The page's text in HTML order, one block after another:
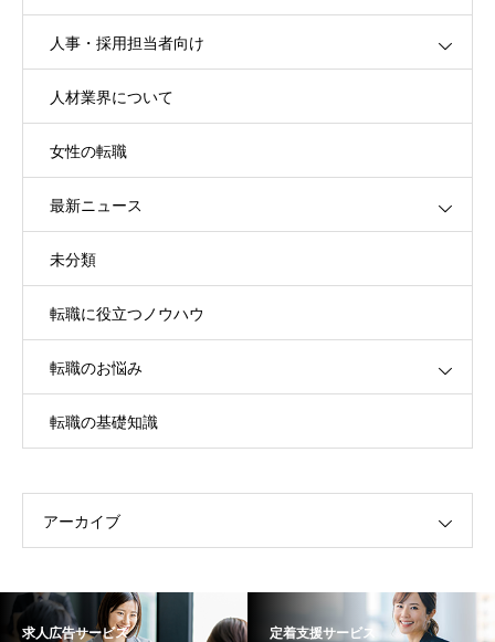
人事・採用担当者向け
人材業界について
女性の転職
最新ニュース
未分類
転職に役立つノウハウ
転職のお悩み
転職の基礎知識
アーカイブ
求人広告サービス 定着支援サービス